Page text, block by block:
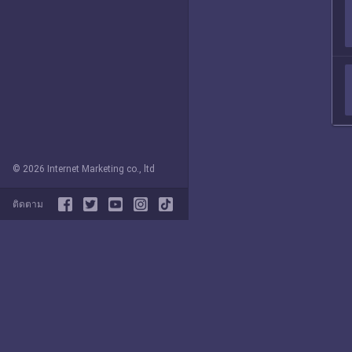
© 2026 Internet Marketing co., ltd
ติดตาม